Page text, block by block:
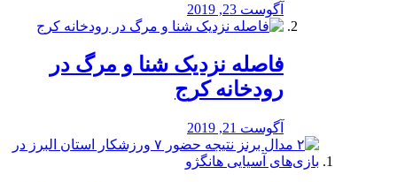
آگوست 23, 2019
️فاصله نزدیک شنا و مرگ در
رودخانه کرج
آگوست 21, 2019